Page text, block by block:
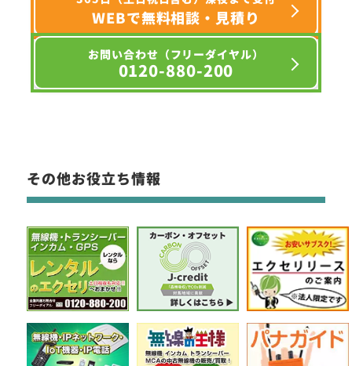
WEBで無料相談・見積り
お問い合わせ（フリーダイヤル）
0120-880-200
その他お役立ち情報